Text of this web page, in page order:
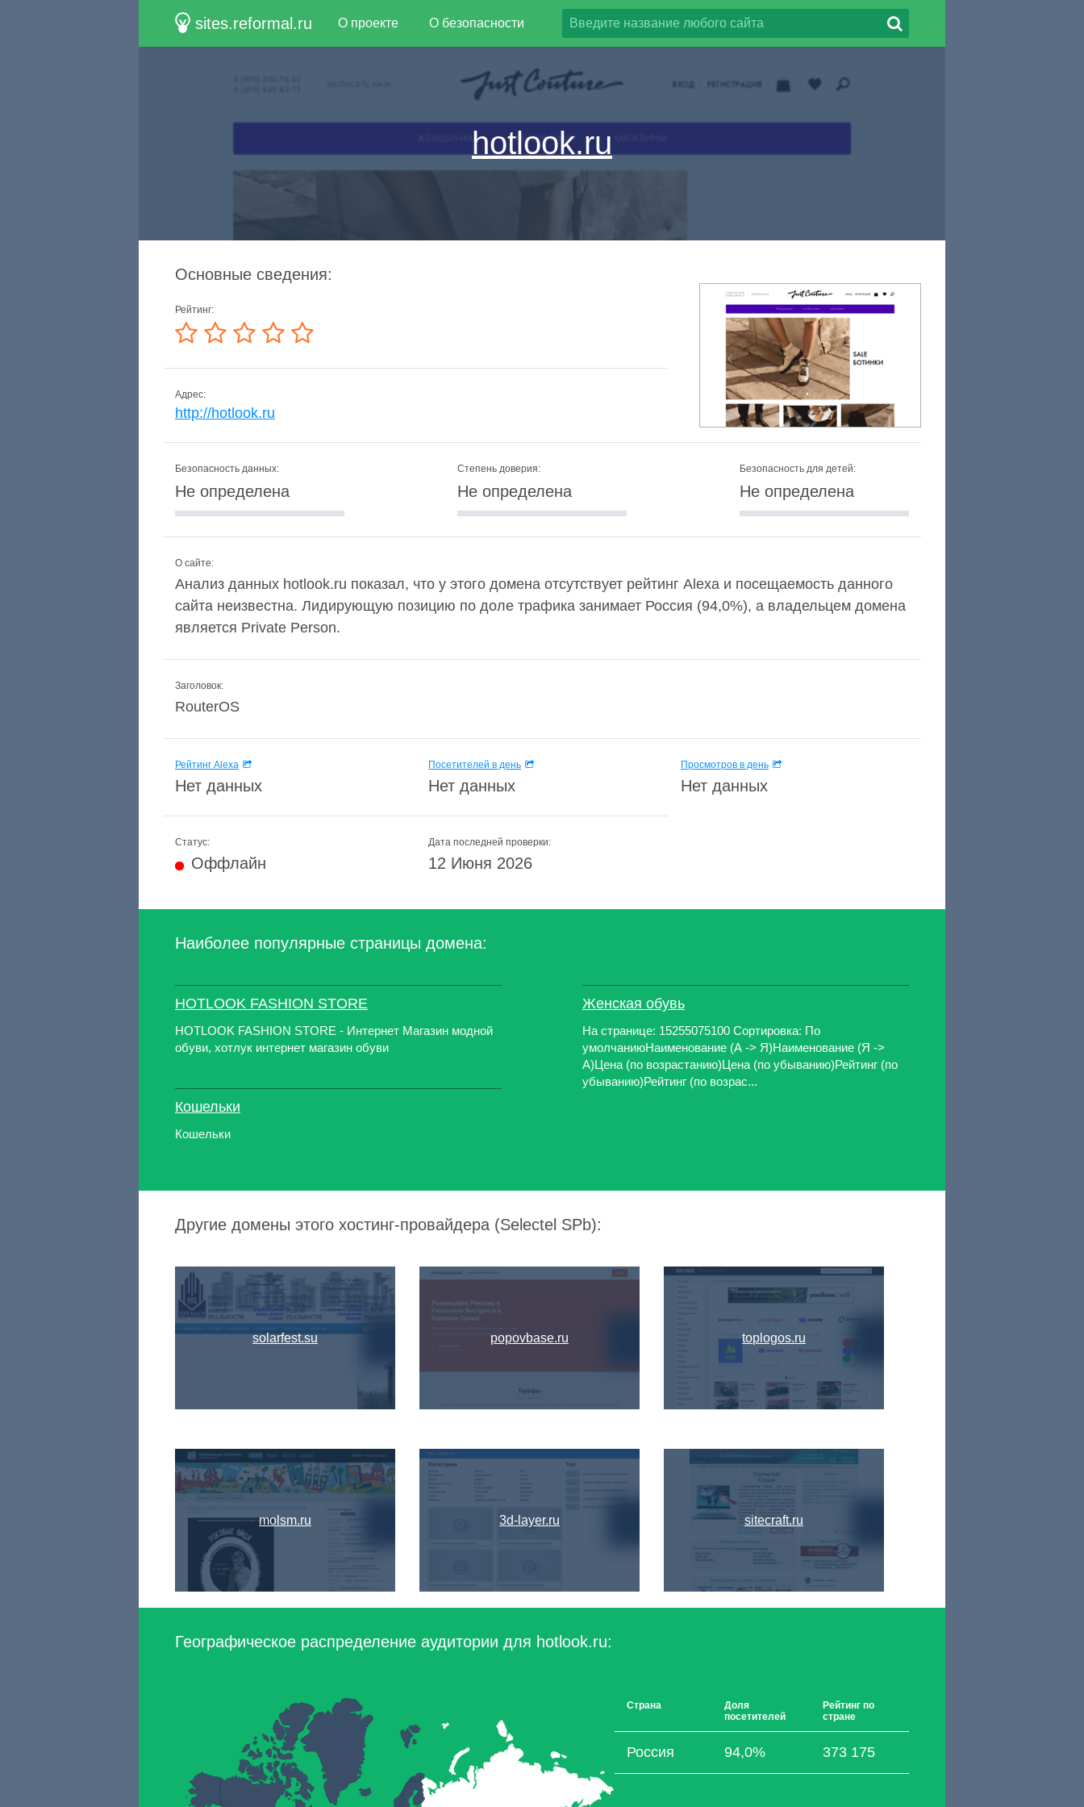
sites.reformal.ru О проекте О безопасности
hotlook.ru
Основные сведения:
Рейтинг:
Адрес:
http://hotlook.ru
Безопасность данных:
Не определена
Степень доверия:
Не определена
Безопасность для детей:
Не определена
О сайте:
Анализ данных hotlook.ru показал, что у этого домена отсутствует рейтинг Alexa и посещаемость данного
сайта неизвестна. Лидирующую позицию по доле трафика занимает Россия (94,0%), а владельцем домена
является Private Person.
Заголовок:
RouterOS
Рейтинг Alexa
Нет данных
Посетителей в день
Нет данных
Просмотров в день
Нет данных
Статус:
Оффлайн
Дата последней проверки:
12 Июня 2026
Наиболее популярные страницы домена:
HOTLOOK FASHION STORE
HOTLOOK FASHION STORE - Интернет Магазин модной
обуви, хотлук интернет магазин обуви
Кошельки
Кошельки
Женская обувь
На странице: 15255075100 Сортировка: По
умолчаниюНаименование (А -> Я)Наименование (Я ->
А)Цена (по возрастанию)Цена (по убыванию)Рейтинг (по
убыванию)Рейтинг (по возрас...
Другие домены этого хостинг-провайдера (Selectel SPb):
solarfest.su
molsm.ru
popovbase.ru
3d-layer.ru
toplogos.ru
sitecraft.ru
Географическое распределение аудитории для hotlook.ru:
Страна
Доля
посетителей
Рейтинг по
стране
Россия 94,0% 373 175